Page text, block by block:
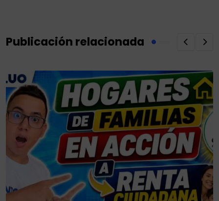
Publicación relacionada